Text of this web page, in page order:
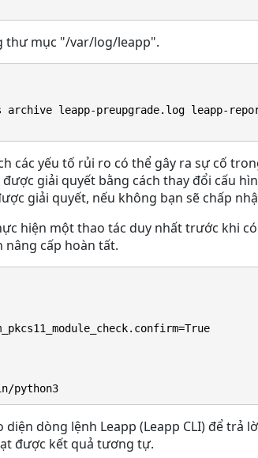
thư mục "/var/log/leapp".
archive leapp-preupgrade.log leapp-
các yếu tố rủi ro có thể gây ra sự cố
giải quyết bằng cách thay đổi cấu
giải quyết, nếu không bạn sẽ chấp
hiện một thao tác duy nhất trước khi
cấp hoàn tất.
python3
dòng lệnh Leapp (Leapp CLI) để trả
được kết quả tương tự.